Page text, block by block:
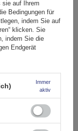
Fahrradträger
sie auf Ihrem
Bedingungen für
indem Sie auf
klicken. Sie
indem Sie die
Endgerät
Immer
aktiv